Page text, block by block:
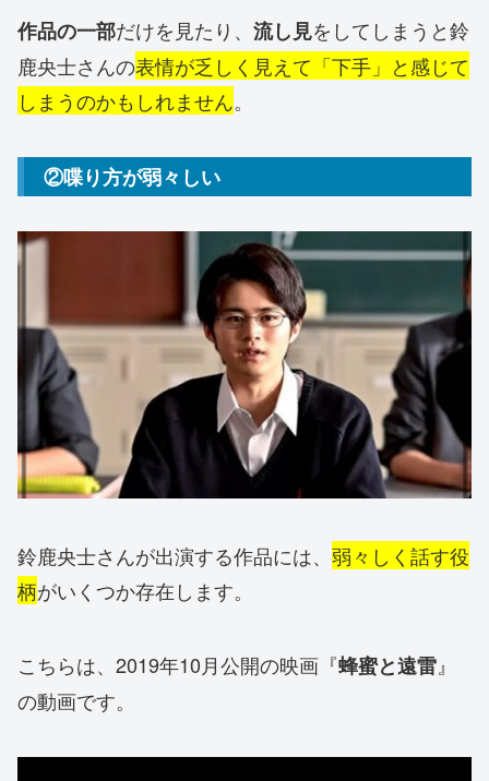
作品の一部だけを見たり、 流し見をしてしまうと鈴
鹿央士さんの表情が乏しく見えて「下手」と感じて
しまうのかもしれません。
②喋り方が弱々しい
鈴鹿央士さんが出演する作品には、 弱々しく話す役
柄がいくつか存在します。
こちらは、2019年10月公開の映画『蜂蜜と遠雷』
の動画です。